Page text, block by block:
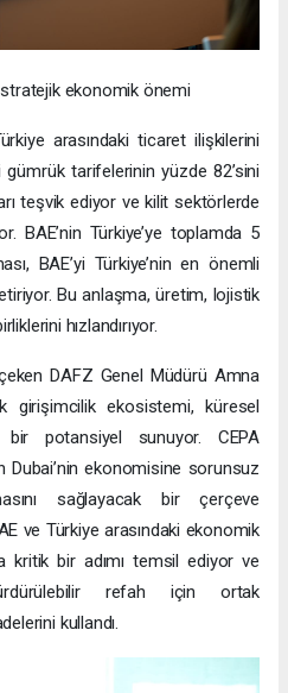
stratejik ekonomik önemi
arasındaki ticaret ilişkilerini
tarifelerinin yüzde 82’sini
teşvik ediyor ve kilit sektörlerde
BAE’nin Türkiye’ye toplamda 5
BAE’yi Türkiye’nin en önemli
Bu anlaşma, üretim, lojistik
hızlandırıyor.
DAFZ Genel Müdürü Amna
girişimcilik ekosistemi, küresel
potansiyel sunuyor. CEPA
Dubai’nin ekonomisine sorunsuz
sağlayacak bir çerçeve
ve Türkiye arasındaki ekonomik
kritik bir adımı temsil ediyor ve
refah için ortak
kullandı.